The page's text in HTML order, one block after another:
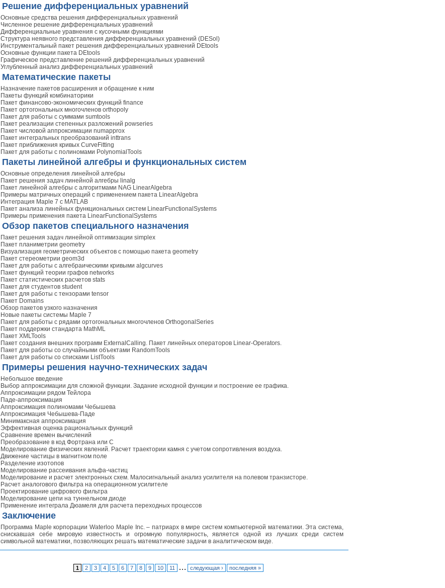
Решение дифференциальных уравнений
Основные средства решения дифференциальных уравнений
Численное решение дифференциальных уравнений
Дифференциальные уравнения с кусочными функциями
Структура неявного представления дифференциальных уравнений (DESol)
Инструментальный пакет решения дифференциальных уравнений DEtools
Основные функции пакета DEtools
Графическое представление решений дифференциальных уравнений
Углубленный анализ дифференциальных уравнений
Математические пакеты
Назначение пакетов расширения и обращение к ним
Пакеты функций комбинаторики
Пакет финансово-экономических функций finance
Пакет ортогональных многочленов orthopoly
Пакет для работы с суммами sumtools
Пакет реализации степенных разложений powseries
Пакет числовой аппроксимации numapprox
Пакет интегральных преобразований inttrans
Пакет приближения кривых CurveFitting
Пакет для работы с полиномами PolynomialTools
Пакеты линейной алгебры и функциональных систем
Основные определения линейной алгебры
Пакет решения задач линейной алгебры linalg
Пакет линейной алгебры с алгоритмами NAG LinearAlgebra
Примеры матричных операций с применением пакета LinearAlgebra
Интеграция Maple 7 с MATLAB
Пакет анализа линейных функциональных систем LinearFunctionalSystems
Примеры применения пакета LinearFunctionalSystems
Обзор пакетов специального назначения
Пакет решения задач линейной оптимизации simplex
Пакет планиметрии geometry
Визуализация геометрических объектов с помощью пакета geometry
Пакет стереометрии geom3d
Пакет для работы с алгебраическими кривыми algcurves
Пакет функций теории графов networks
Пакет статистических расчетов stats
Пакет для студентов student
Пакет для работы с тензорами tensor
Пакет Domains
Обзор пакетов узкого назначения
Новые пакеты системы Maple 7
Пакет для работы с рядами ортогональных многочленов OrthogonalSeries
Пакет поддержки стандарта MathML
Пакет ХМLTools
Пакет создания внешних программ ExternalCalling. Пакет линейных операторов Linear-Operators.
Пакет для работы со случайными объектами RandomTools
Пакет для работы со списками ListTools
Примеры решения научно-технических задач
Небольшое введение
Выбор аппроксимации для сложной функции. Задание исходной функции и построение ее графика.
Аппроксимации рядом Тейлора
Паде-аппроксимация
Аппроксимация полиномами Чебышева
Аппроксимация Чебышева-Паде
Минимаксная аппроксимация
Эффективная оценка рациональных функций
Сравнение времен вычислений
Преобразование в код Фортрана или С
Моделирование физических явлений. Расчет траектории камня с учетом сопротивления воздуха.
Движение частицы в магнитном поле
Разделение изотопов
Моделирование рассеивания альфа-частиц
Моделирование и расчет электронных схем. Малосигнальный анализ усилителя на полевом транзисторе.
Расчет аналогового фильтра на операционном усилителе
Проектирование цифрового фильтра
Моделирование цепи на туннельном диоде
Применение интеграла Дюамеля для расчета переходных процессов
Заключение
Программа Maple корпорации Waterloo Maple Inc. – патриарх в мире систем компьютерной математики. Эта система,
снискавшая себе мировую известность и огромную популярность, является одной из лучших среди систем
символьной математики, позволяющих решать математические задачи в аналитическом виде.
1 2 3 4 5 6 7 8 9 10 11 … следующая › последняя »